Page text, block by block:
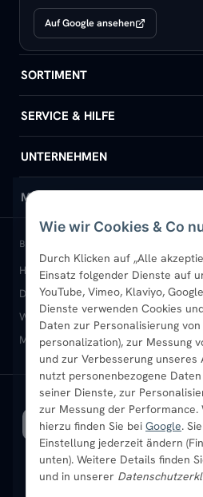
Wie wir Cookies & Co
Durch Klicken auf „Alle
Einsatz folgender Dienste auf
YouTube, Vimeo, Klaviyo,
Dienste verwenden Cookies
Daten zur Personalisierung von
personalization), zur Messung
und zur Verbesserung unseres
nutzt personenbezogene
seiner Dienste, zur
zur Messung der
hierzu finden Sie bei Google.
Einstellung jederzeit ändern
unten). Weitere Details finden
und in unserer
Auf Google ansehen
SORTIMENT
Badheizkörper
Handtuchheizkörper
Design-Heizkörper
Paneelheizkörper
Vertikal-Heizkörper
Heizkörper-Zubehör
SERVICE & HILFE
Hilfe & Kontakt
Versand & Lieferung
Rückgabe & Widerruf
Garantie & Gewährleistung
Montageservice vor Ort
Sendung verfolgen
UNTERNEHMEN
Wir über uns
Standort & Abholung Jüchen
B2B-Kunden
Karriere
Ratgeber
Bestpreisgarantie
MEIN KONTO
Anmelden / Mein Konto
Merkliste
Newsletter
Aktuelle Angebote
BELIEBTE KATEGORIEN
Heizkörper kaufenBadheizkörper
Design-HeizkörperPaneelheizkörper
Wandheizkörper Wohnraum-
Mischbetrieb-HeizkörperHeizkörper-